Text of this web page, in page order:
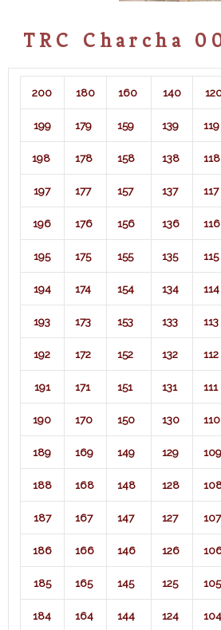
TRC Charcha
200 180 160 140
199 179 159 139 119
198 178 158 138 118
197 177 157 137 117
196 176 156 136 116
195 175 155 135 115
194 174 154 134 114
193 173 153 133 113
192 172 152 132 112
191 171 151 131 111
190 170 150 130 110
189 169 149 129 109
188 168 148 128
187 167 147 127 107
186 166 146 126
185 165 145 125 105
184 164 144 124 104